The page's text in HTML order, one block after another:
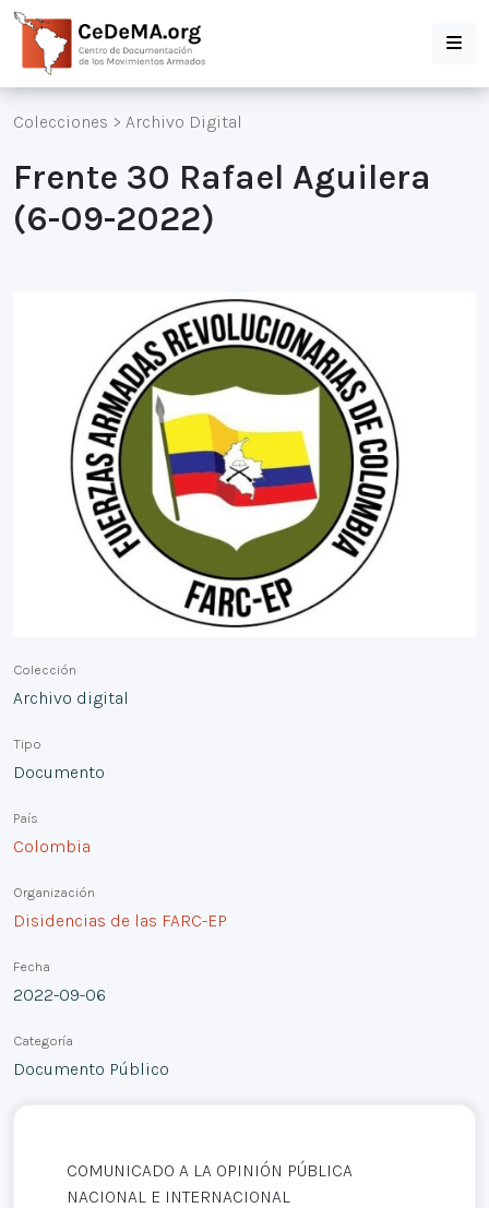
Colecciones > Archivo Digital
Frente 30 Rafael Aguilera
(6-09-2022)
Colección
Archivo digital
Tipo
Documento
País
Colombia
Organización
Disidencias de las FARC-EP
Fecha
2022-09-06
Categoría
Documento Público
COMUNICADO A LA OPINIÓN PÚBLICA
NACIONAL E INTERNACIONAL